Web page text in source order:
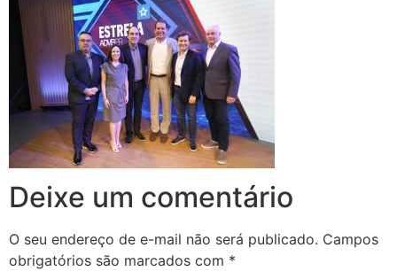
Deixe um comentário
O seu endereço de e-mail não será publicado. Campos
obrigatórios são marcados com *